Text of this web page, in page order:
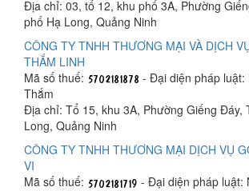
Địa chỉ: 03, tổ 12, khu phố 3A, Phường
phố Hạ Long, Quảng Ninh
CÔNG TY TNHH THƯƠNG MẠI VÀ DỊCH
THẮM LINH
Mã số thuế:
- Đại diện pháp luật:
Thắm
Địa chỉ: Tổ 15, khu 3A, Phường Giếng Đáy,
Long, Quảng Ninh
CÔNG TY TNHH THƯƠNG MẠI DỊCH VỤ
VI
Mã số thuế:
- Đại diện pháp luật: